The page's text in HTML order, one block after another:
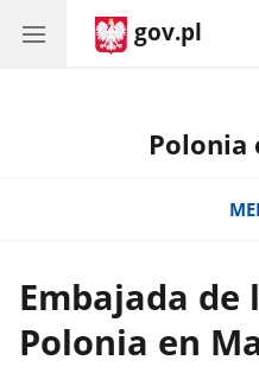
gov.pl
Polonia
Embajada de
Polonia en